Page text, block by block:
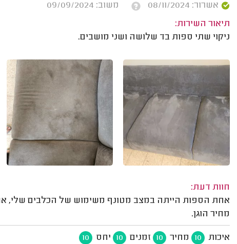
אשרור: 08/11/2024
משוב: 09/09/2024
תיאור השירות:
ניקוי שתי ספות בד שלושה ושני מושבים.
חוות דעת:
אחת הספות הייתה במצב מטונף משימוש של הכלבים שלי,
מחיר הוגן.
איכות 10 מחיר 10 זמנים 10 יחס 10